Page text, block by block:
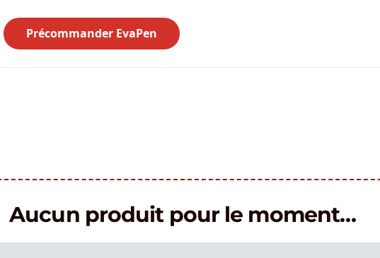
Précommander EvaPen
Aucun produit pour le moment…